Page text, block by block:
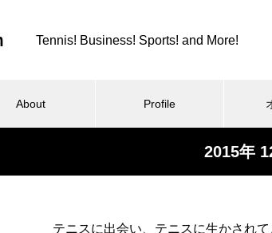
Tennis! Business! Sports! and More!
About Profile
カ
2015年
テニスに出会い、テニスに生かされ